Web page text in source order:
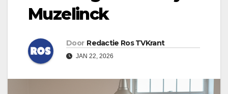
Muzelinck
Door Redactie Ros TVKrant
JAN 22, 2026